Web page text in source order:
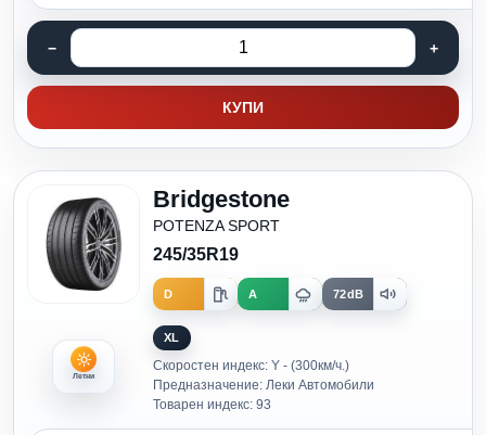
КУПИ
Летни
Bridgestone
POTENZA SPORT
245/35R19
D A 72dB
XL
Скоростен индекс: Y - (300км/ч.)
Предназначение: Леки Автомобили
Товарен индекс: 93